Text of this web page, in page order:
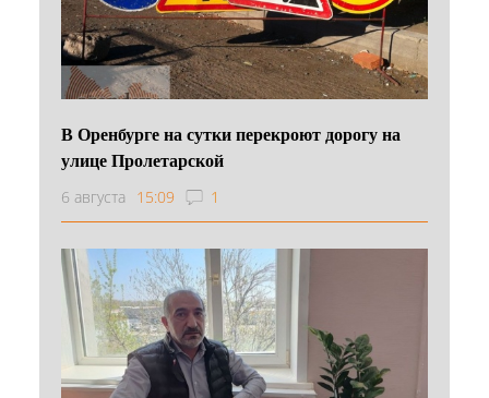
В Оренбурге на сутки перекроют дорогу на
улице Пролетарской
6 августа 15:09 1